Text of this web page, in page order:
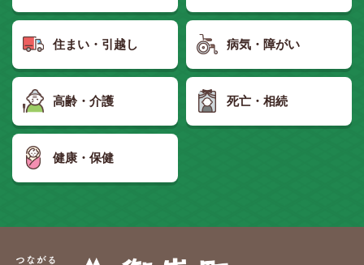
住まい・引越し 病気・障がい
高齢・介護 死亡・相続
健康・保健